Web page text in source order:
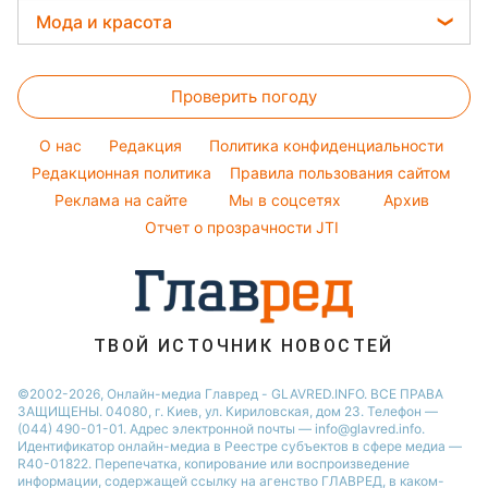
Новости Тернополя
Филипп Киркоров
Елена Зеленская
Ани Лорак
Алла Пугачева
Максим Галкин
Настя Каменских
Стирка
Тарифы
Курс валют
Прогноз погоды
Магнитные бури
Погода на сегодня
Погода на завтра
Пылевая буря
Мода и красота
Окрашивание волос
Красивый маникюр
Модные ошибки
Новости моды
Советы от Андре Тана
Проверить погоду
O нас Редакция
Политика конфиденциальности
Редакционная политика
Правила пользования сайтом
Реклама на сайте
Мы в соцсетях
Архив
Отчет о прозрачности JTI
ТВОЙ ИСТОЧНИК НОВОСТЕЙ
©2002-2026, Онлайн-медиа Главред - GLAVRED.INFO. ВСЕ ПРАВА
ЗАЩИЩЕНЫ. 04080, г. Киев, ул. Кириловская, дом 23. Телефон —
(044) 490-01-01. Адрес электронной почты — info@glavred.info.
Идентификатор онлайн-медиа в Реестре cубъектов в сфере медиа —
R40-01822. Перепечатка, копирование или воспроизведение
информации, содержащей ссылку на агенство ГЛАВРЕД, в каком-